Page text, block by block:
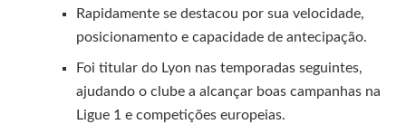
Rapidamente se destacou por sua velocidade,
posicionamento e capacidade de antecipação.
Foi titular do Lyon nas temporadas seguintes,
ajudando o clube a alcançar boas campanhas na
Ligue 1 e competições europeias.